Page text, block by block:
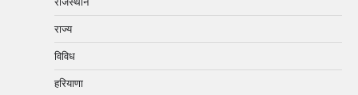
राज्य
विविध
हरियाणा